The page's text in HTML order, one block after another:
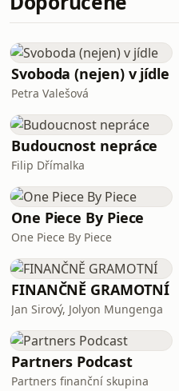
hrdou
pohyb a sport
pomáhá, a proč se
ráno?
Svoboda (nejen) v jídle
Petra Valešová
Budoucnost nepráce
Filip Dřímalka
One Piece By Piece
One Piece By Piece
FINANČNĚ GRAMOTNÍ
Jan Sirový, Jolyon Mungenga
Partners Podcast
Partners finanční skupina